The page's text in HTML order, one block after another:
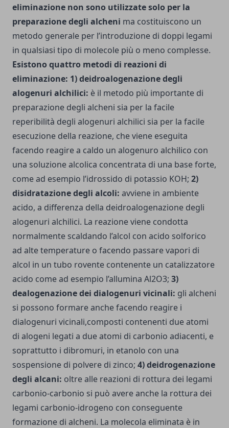
eliminazione non sono utilizzate solo per la
preparazione degli alcheni ma costituiscono un
metodo generale per l’introduzione di doppi legami
in qualsiasi tipo di molecole più o meno complesse.
Esistono quattro metodi di reazioni di
eliminazione: 1) deidroalogenazione degli
alogenuri alchilici: è il metodo più importante di
preparazione degli alcheni sia per la facile
reperibilità degli alogenuri alchilici sia per la facile
esecuzione della reazione, che viene eseguita
facendo reagire a caldo un alogenuro alchilico con
una soluzione alcolica concentrata di una base forte,
come ad esempio l’idrossido di potassio KOH; 2)
disidratazione degli alcoli: avviene in ambiente
acido, a differenza della deidroalogenazione degli
alogenuri alchilici. La reazione viene condotta
normalmente scaldando l’alcol con acido solforico
ad alte temperature o facendo passare vapori di
alcol in un tubo rovente contenente un catalizzatore
acido come ad esempio l’allumina Al2O3; 3)
dealogenazione dei dialogenuri vicinali: gli alcheni
si possono formare anche facendo reagire i
dialogenuri vicinali,composti contenenti due atomi
di alogeni legati a due atomi di carbonio adiacenti, e
soprattutto i dibromuri, in etanolo con una
sospensione di polvere di zinco; 4) deidrogenazione
degli alcani: oltre alle reazioni di rottura dei legami
carbonio-carbonio si può avere anche la rottura dei
legami carbonio-idrogeno con conseguente
formazione di alcheni. La molecola eliminata è in